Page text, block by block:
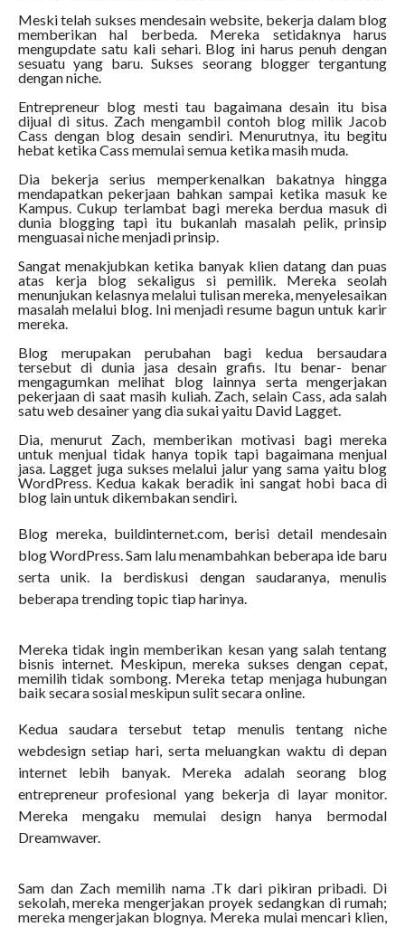
Meski telah sukses mendesain website, bekerja dalam blog
memberikan hal berbeda. Mereka setidaknya harus
mengupdate satu kali sehari. Blog ini harus penuh dengan
sesuatu yang baru. Sukses seorang blogger tergantung
dengan niche.
Entrepreneur blog mesti tau bagaimana desain itu bisa
dijual di situs. Zach mengambil contoh blog milik Jacob
Cass dengan blog desain sendiri. Menurutnya, itu begitu
hebat ketika Cass memulai semua ketika masih muda.
Dia bekerja serius memperkenalkan bakatnya hingga
mendapatkan pekerjaan bahkan sampai ketika masuk ke
Kampus. Cukup terlambat bagi mereka berdua masuk di
dunia blogging tapi itu bukanlah masalah pelik, prinsip
menguasai niche menjadi prinsip.
Sangat menakjubkan ketika banyak klien datang dan puas
atas kerja blog sekaligus si pemilik. Mereka seolah
menunjukan kelasnya melalui tulisan mereka, menyelesaikan
masalah melalui blog. Ini menjadi resume bagun untuk karir
mereka.
Blog merupakan perubahan bagi kedua bersaudara
tersebut di dunia jasa desain grafis. Itu benar- benar
mengagumkan melihat blog lainnya serta mengerjakan
pekerjaan di saat masih kuliah. Zach, selain Cass, ada salah
satu web desainer yang dia sukai yaitu David Lagget.
Dia, menurut Zach, memberikan motivasi bagi mereka
untuk menjual tidak hanya topik tapi bagaimana menjual
jasa. Lagget juga sukses melalui jalur yang sama yaitu blog
WordPress. Kedua kakak beradik ini sangat hobi baca di
blog lain untuk dikembakan sendiri.
Blog mereka, buildinternet.com, berisi detail mendesain
blog WordPress. Sam lalu menambahkan beberapa ide baru
serta unik. Ia berdiskusi dengan saudaranya, menulis
beberapa trending topic tiap harinya.
Mereka tidak ingin memberikan kesan yang salah tentang
bisnis internet. Meskipun, mereka sukses dengan cepat,
memilih tidak sombong. Mereka tetap menjaga hubungan
baik secara sosial meskipun sulit secara online.
Kedua saudara tersebut tetap menulis tentang niche
webdesign setiap hari, serta meluangkan waktu di depan
internet lebih banyak. Mereka adalah seorang blog
entrepreneur profesional yang bekerja di layar monitor.
Mereka mengaku memulai design hanya bermodal
Dreamwaver.
Sam dan Zach memilih nama .Tk dari pikiran pribadi. Di
sekolah, mereka mengerjakan proyek sedangkan di rumah;
mereka mengerjakan blognya. Mereka mulai mencari klien,